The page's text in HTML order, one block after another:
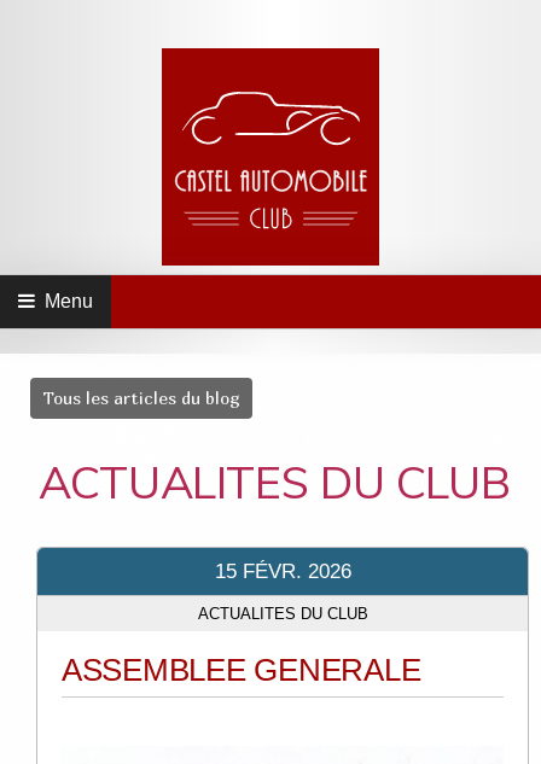
Menu
Tous les articles du blog
ACTUALITES DU CLUB
15 FÉVR. 2026
ACTUALITES DU CLUB
ASSEMBLEE GENERALE